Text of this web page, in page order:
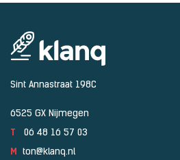
Sint Annastraat 198C
6525 GX Nijmegen
T
06 48 16 57 03
M ton@klanq.nl